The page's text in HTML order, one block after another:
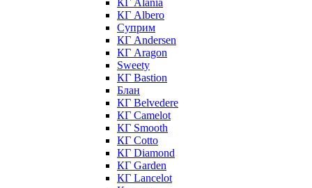
КГ Alania
КГ Albero
Суприм
КГ Andersen
КГ Aragon
Sweety
КГ Bastion
Блан
КГ Belvedere
КГ Camelot
КГ Smooth
КГ Cotto
КГ Diamond
КГ Garden
КГ Lancelot